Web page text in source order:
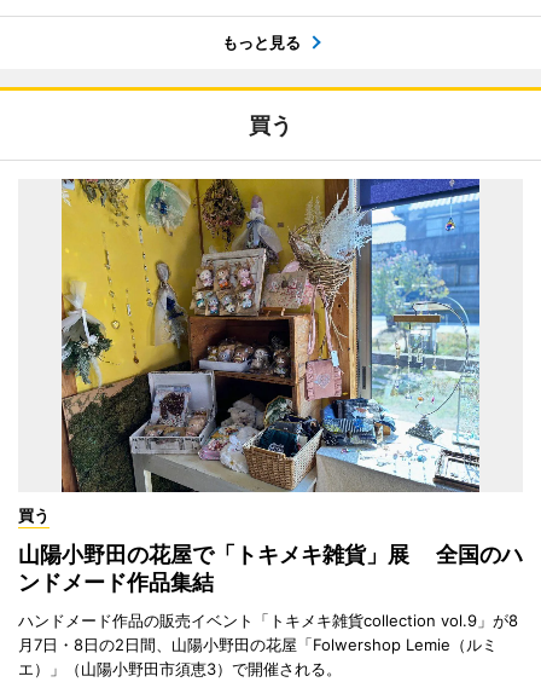
もっと見る
買う
買う
山陽小野田の花屋で「トキメキ雑貨」展 全国のハ
ンドメード作品集結
ハンドメード作品の販売イベント「トキメキ雑貨collection vol.9」が8
月7日・8日の2日間、山陽小野田の花屋「Folwershop Lemie（ルミ
エ）」（山陽小野田市須恵3）で開催される。